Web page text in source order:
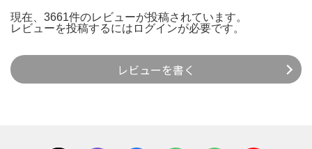
現在、3661件のレビューが投稿されています。
レビューを投稿するには ログインが必要です。
レビューを書く